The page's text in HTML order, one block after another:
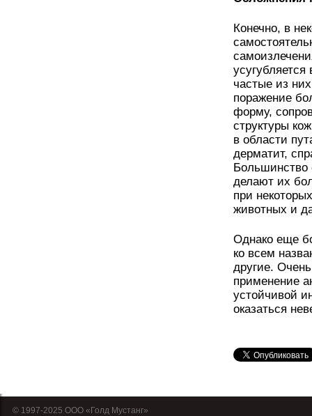
Конечно, в
частые из
поражение
форму,
структуры
в области
дерматит,
Большинство
делают их
при
животных и
Однако еще
ко всем
другие.
применение
устойчивой
оказаться
© 1997-2025 OOO «Голд Мустанг»